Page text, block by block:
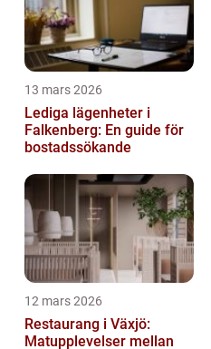
13 mars 2026
Lediga lägenheter i
Falkenberg: En guide för
bostadssökande
12 mars 2026
Restaurang i Växjö:
Matupplevelser mellan